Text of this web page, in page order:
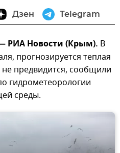
Дзен Telegram
РИА Новости (Крым). В
прогнозируется теплая
не предвидится, сообщили
гидрометеорологии
среды.